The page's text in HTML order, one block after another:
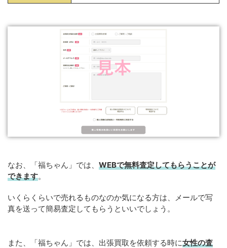
なお、「福ちゃん」では、 WEBで無料査定してもらうことが
できます。
いくらくらいで売れるものなのか気になる方は、メールで写
真を送って簡易査定してもらうといいでしょう。
また、「福ちゃん」では、出張買取を依頼する時に女性の査